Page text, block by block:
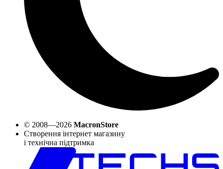
© 2008—2026 MacronStore
Створення інтернет магазину
і технічна підтримка